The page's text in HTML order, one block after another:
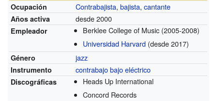
Ocupación
Contrabajista,bajista,cantante
Años activa desde 2000
Empleador Berklee College of Music (2005-2008)
Universidad Harvard (desde 2017)
Género jazz
Instrumento contrabajobajo eléctrico
Discográficas
Heads Up International
Concord Records